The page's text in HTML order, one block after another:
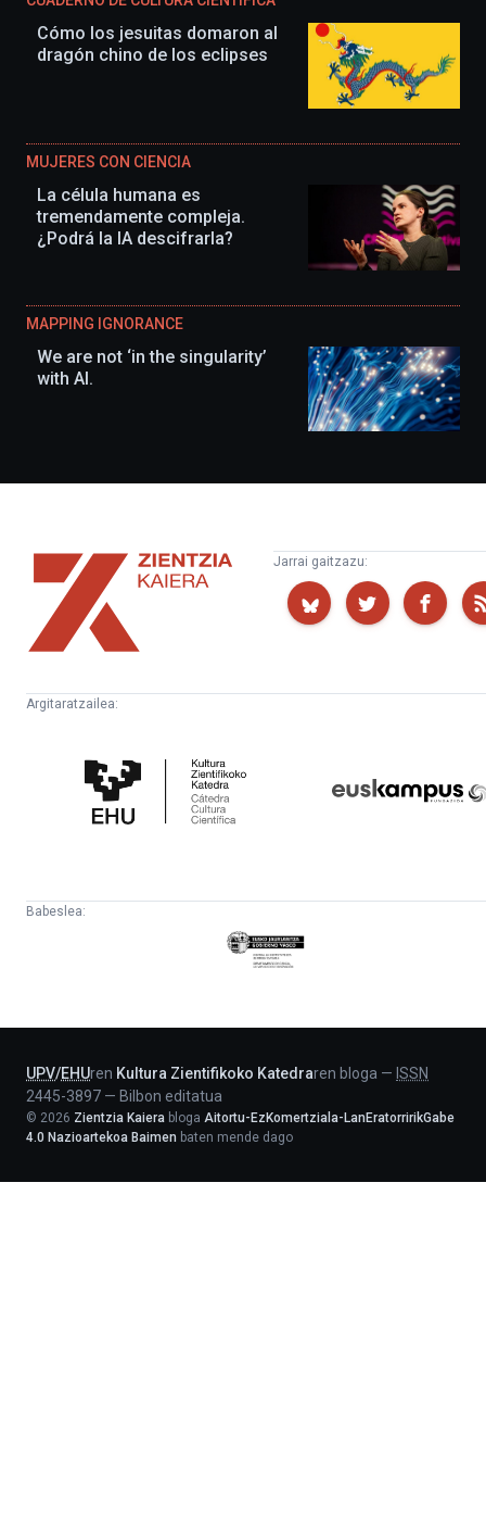
Cómo los jesuitas domaron al
dragón chino de los eclipses
MUJERES CON CIENCIA
La célula humana es
tremendamente compleja.
¿Podrá la IA descifrarla?
MAPPING IGNORANCE
We are not ‘in the singularity’
with AI.
Zientzia
Kaiera
Jarrai gaitzazu:
Argitaratzailea:
Zientifikoko
Katedra
Babeslea:
Eusko
Jaurlaritza
UPV/EHUren Kultura Zientifikoko Katedraren bloga — ISSN
2445-3897 — Bilbon editatua
© 2026 Zientzia Kaiera bloga Aitortu-EzKomertziala-LanEratorririkGabe
4.0 Nazioartekoa Baimen baten mende dago